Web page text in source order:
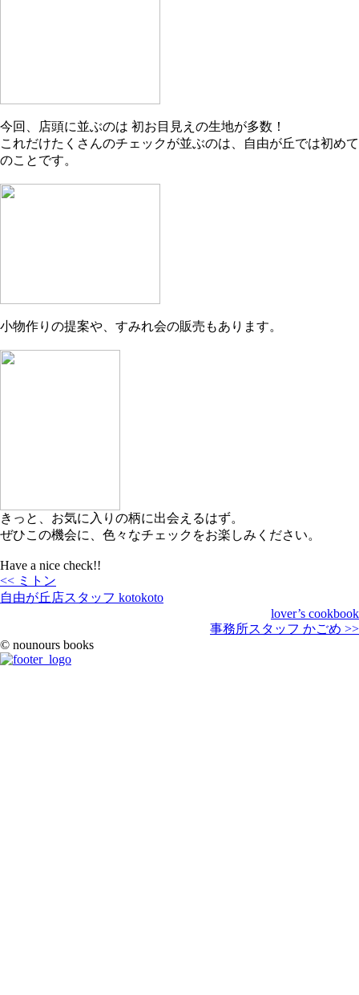
今回、店頭に並ぶのは 初お目見えの生地が多数！
これだけたくさんのチェックが並ぶのは、自由が丘では初めて
のことです。
小物作りの提案や、すみれ会の販売もあります。
きっと、お気に入りの柄に出会えるはず。
ぜひこの機会に、色々なチェックをお楽しみください。
Have a nice check!!
<< ミトン
自由が丘店スタッフ kotokoto
lover’s cookbook
事務所スタッフ かごめ >>
© nounours books